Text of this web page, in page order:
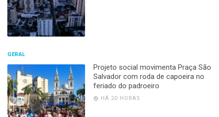
GERAL
Projeto social movimenta Praça São
Salvador com roda de capoeira no
feriado do padroeiro
HÁ 20 HORAS